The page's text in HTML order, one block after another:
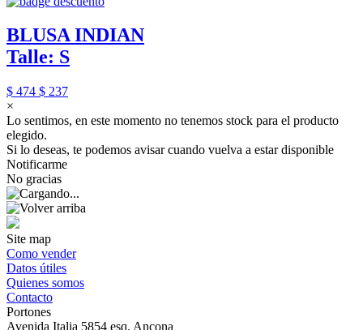
BLUSA INDIAN
Talle: S
$ 474 $ 237
×
Lo sentimos, en este momento no tenemos stock para el producto
elegido.
Si lo deseas, te podemos avisar cuando vuelva a estar disponible
Notificarme
No gracias
Site map
Como vender
Datos útiles
Quienes somos
Contacto
Portones
Avenida Italia 5854 esq. Ancona